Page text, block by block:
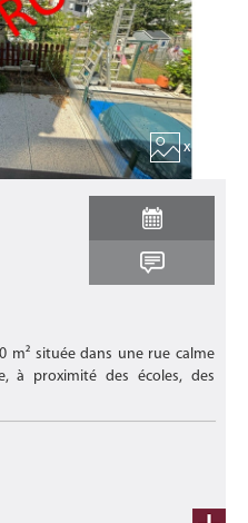
x 14
m² située dans une rue calme
à proximité des écoles, des
Elle offre à ses